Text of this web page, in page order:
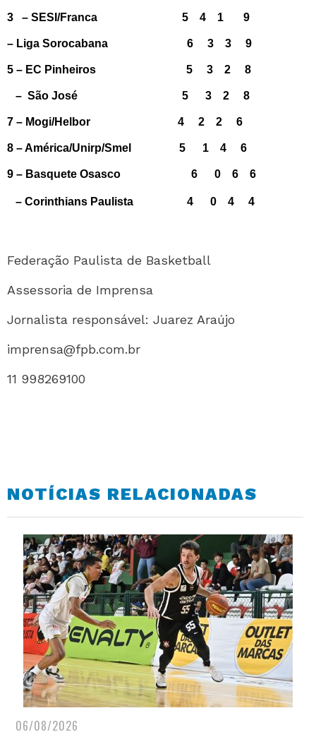
3 – SESI/Franca 5 4 1 9
– Liga Sorocabana 6 3 3 9
5 – EC Pinheiros 5 3 2 8
– São José 5 3 2 8
7 – Mogi/Helbor 4 2 2 6
8 – América/Unirp/Smel 5 1 4 6
9 – Basquete Osasco 6 0 6 6
– Corinthians Paulista 4 0 4 4
Federação Paulista de Basketball
Assessoria de Imprensa
Jornalista responsável: Juarez Araújo
imprensa@fpb.com.br
11 998269100
NOTÍCIAS RELACIONADAS
06/08/2026